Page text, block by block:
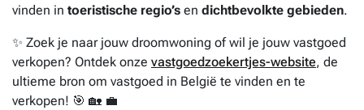
vinden in toeristische regio’s en dichtbevolkte gebieden.
✨ Zoek je naar jouw droomwoning of wil je jouw vastgoed
verkopen? Ontdek onze vastgoedzoekertjes-website, de
ultieme bron om vastgoed in België te vinden en te
verkopen! 🎯 🏡 💼